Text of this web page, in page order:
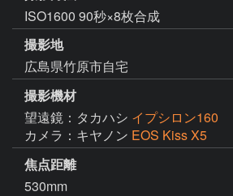
ISO1600 90秒×8枚合成
撮影地
広島県竹原市自宅
撮影機材
望遠鏡：タカハシ イプシロン160
カメラ：キヤノン EOS Kiss X5
焦点距離
530mm